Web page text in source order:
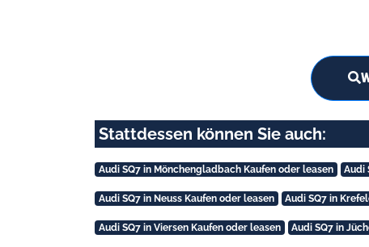
Stattdessen können Sie auch:
Audi SQ7 in Mönchengladbach Kaufen oder leasen Audi
Audi SQ7 in Neuss Kaufen oder leasen Audi SQ7 in
Audi SQ7 in Viersen Kaufen oder leasen Audi SQ7 in